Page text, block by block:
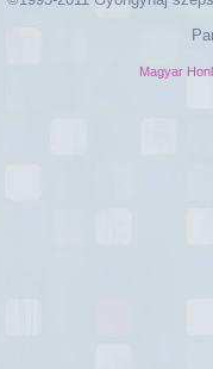
Magyar